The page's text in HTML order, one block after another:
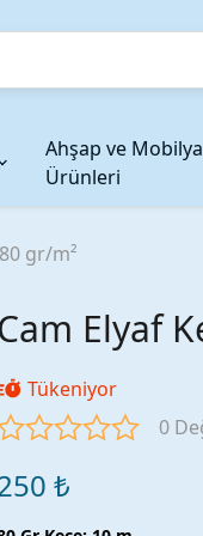
Çok Uçlu
Ahşap ve Mobilya
Ürünleri
ve
gr/m²
Elyaf
Tükeniyor
0
₺